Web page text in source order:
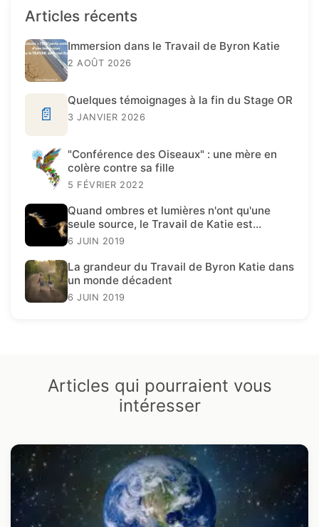
Articles récents
Immersion dans le Travail de Byron Katie
2 AOÛT 2026
📄
Quelques témoignages à la fin du Stage OR
3 JANVIER 2026
"Conférence des Oiseaux" : une mère en
colère contre sa fille
5 FÉVRIER 2022
Quand ombres et lumières n'ont qu'une
seule source, le Travail de Katie est
présent.
6 JUIN 2019
La grandeur du Travail de Byron Katie dans
un monde décadent
6 JUIN 2019
Articles qui pourraient vous
intéresser